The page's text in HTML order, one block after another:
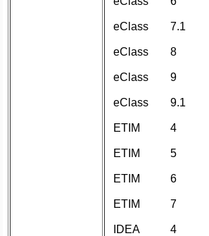
eClass 7.1
eClass 8
eClass 9
eClass 9.1
ETIM 4
ETIM 5
ETIM 6
ETIM 7
IDEA 4